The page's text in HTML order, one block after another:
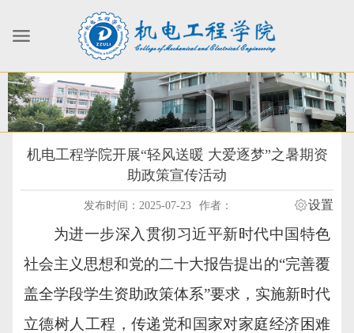
机电工程学院开展“轻风送暖 大爱逐梦”之暑期资
助政策宣传活动
发布时间：2025-07-23 作者： 设置
为进一步深入贯彻习近平新时代中国特色
社会主义思想和党的二十大报告提出的“完善覆
盖全学段学生资助政策体系”要求，实施新时代
立德树人工程，传递党和国家对家庭经济困难